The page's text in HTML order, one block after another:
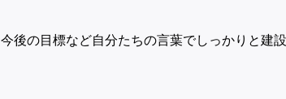
後の目標など自分たちの言葉でしっかりと建